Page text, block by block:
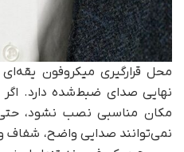
محل قرارگیری میکروفون
نهایی صدای ضبط‌شده دارد.
مکان مناسبی نصب نشود،
نمی‌توانند صدایی واضح، شفاف و